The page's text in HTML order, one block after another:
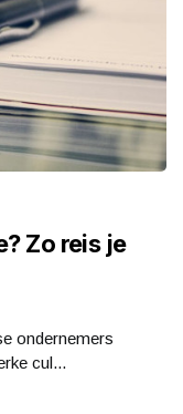
Zo reis je
ondernemers
cul...